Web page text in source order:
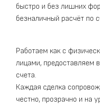
быстро и без лишних
безналичный расчёт по
Работаем как с
лицами, предоставляем
счета.
Каждая сделка
честно, прозрачно и на